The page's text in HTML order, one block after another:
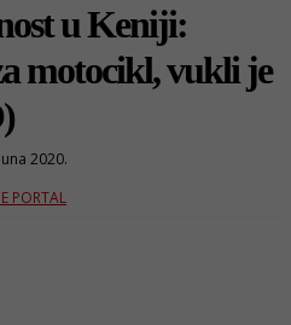
u Keniji:
motocikl, vukli je
2020.
PORTAL